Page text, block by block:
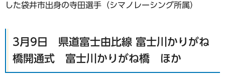
した袋井市出身の寺田選手（シマノレーシング所属）
3月9日 県道富士由比線 富士川かりがね
橋開通式 富士川かりがね橋 ほか